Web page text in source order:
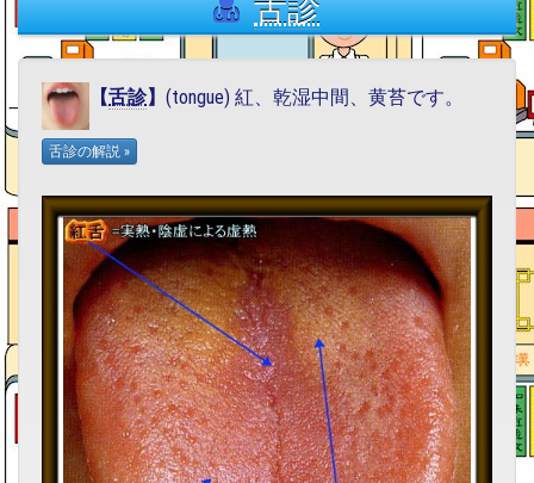
舌診
【舌診】 (tongue) 紅、乾湿中間、黄苔です。